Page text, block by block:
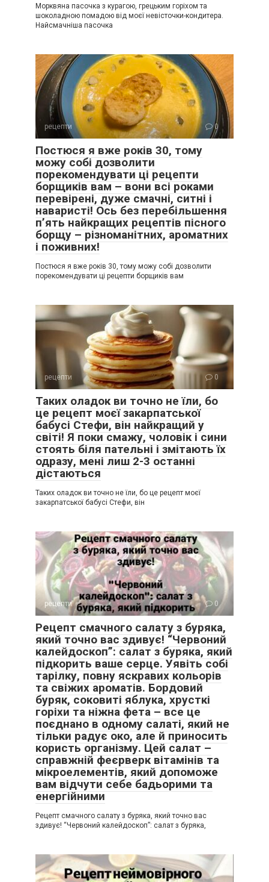
Морквяна пасочка з курагою, грецьким горіхом та
шоколадною помадою від моєї невісточки-кондитера.
Найсмачніша пасочка
рецепти 0
Постюся я вже років 30, тому
можу собі дозволити
порекомендувати ці рецепти
борщиків вам – вони всі роками
перевірені, дуже смачні, ситні і
наваристі! Ось без перебільшення
п’ять найкращих рецептів пісного
борщу – різноманітних, ароматних
і поживних!
Постюся я вже років 30, тому можу собі дозволити
порекомендувати ці рецепти борщиків вам
рецепти 0
Таких оладок ви точно не їли, бо
це рецепт моєї закарпатської
бабусі Стефи, він найкращий у
світі! Я поки смажу, чоловік і сини
стоять біля пательні і змітають їх
одразу, мені лиш 2-3 останні
дістаються
Таких оладок ви точно не їли, бо це рецепт моєї
закарпатської бабусі Стефи, він
рецепти 0
Рецепт смачного салату з буряка,
який точно вас здивує! “Червоний
калейдоскоп”: салат з буряка, який
підкорить ваше серце. Уявіть собі
тарілку, повну яскравих кольорів
та свіжих ароматів. Бордовий
буряк, соковиті яблука, хрусткі
горіхи та ніжна фета – все це
поєднано в одному салаті, який не
тільки радує око, але й приносить
користь організму. Цей салат –
справжній феєрверк вітамінів та
мікроелементів, який допоможе
вам відчути себе бадьорими та
енергійними
Рецепт смачного салату з буряка, який точно вас
здивує! “Червоний калейдоскоп”: салат з буряка,